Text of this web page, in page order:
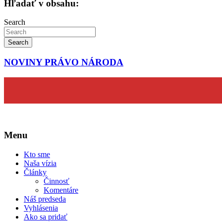
článku
Hľadať v obsahu:
Search
Search
NOVINY PRÁVO NÁRODA
Menu
Kto sme
Naša vízia
Články
Činnosť
Komentáre
Náš predseda
Vyhlásenia
Ako sa pridať